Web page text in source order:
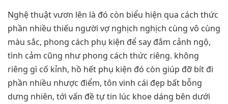
Nghệ thuật vươn lên là đó còn biểu hiện qua cách thức
phần nhiều thiếu người vợ nghịch nghịch cùng vô cùng
màu sắc, phong cách phụ kiện để say đắm cảnh ngộ,
tình cảm cũng như phong cách thức riêng. không
riêng gì cố kỉnh, hồ hết phụ kiện đó còn giúp đỡ bít đi
phần nhiều nhược điểm, tôn vinh cái đẹp bất bỗng
dưng nhiên, tới vấn đề tự tin lúc khoe dáng bên dưới